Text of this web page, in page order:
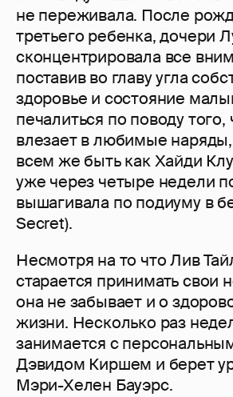
не переживала. После
третьего ребенка, дочери
сконцентрировала все
поставив во главу угла
здоровье и состояние
печалиться по поводу того,
влезает в любимые наряды,
всем же быть как Хайди
уже через четыре недели
вышагивала по подиуму в
Secret).
Несмотря на то что Лив
старается принимать свои
она не забывает и о
жизни. Несколько раз
занимается с
Дэвидом Киршем и берет
Мэри-Хелен Бауэрс.